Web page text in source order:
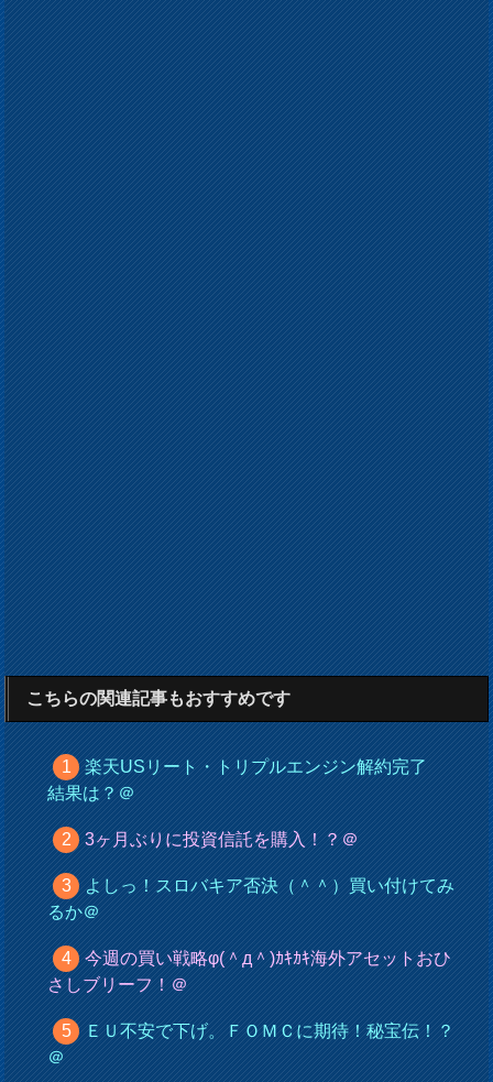
こちらの関連記事もおすすめです
楽天USリート・トリプルエンジン解約完了
結果は？＠
3ヶ月ぶりに投資信託を購入！？＠
よしっ！スロバキア否決（＾＾）買い付けてみ
るか＠
今週の買い戦略φ(＾д＾)ｶｷｶｷ海外アセットおひ
さしブリーフ！＠
ＥＵ不安で下げ。ＦＯＭＣに期待！秘宝伝！？
＠